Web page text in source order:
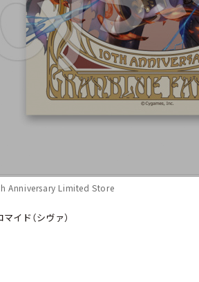
Anniversary Limited Store
イド（シヴァ）